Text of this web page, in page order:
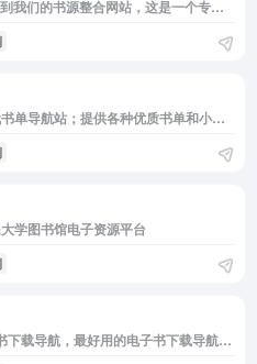
Yiove 书源仓库官网，欢迎来到我们的书源整合网站，这是一个专为小说阅读爱好者设计的平台。我们提供最新最全的书源配置文件，让你在各种阅读APP上轻松搜索到心仪的小说。
书享家官网，书享家，新一代书单导航站；提供各种优质书单和小说，书享家网站在手，图书，小说和各种名人推荐阅读，全都有！
学图书馆电子资源平台
YouShuBen官网，提供电子书下载导航，最好用的电子书下载导航与书籍检索站点